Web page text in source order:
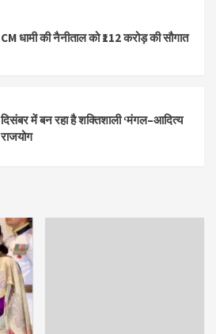
CM धामी की नैनीताल को ₹112 करोड़ की सौगात
दिसंबर में बन रहा है शक्तिशाली ‘मंगल–आदित्य
राजयोग